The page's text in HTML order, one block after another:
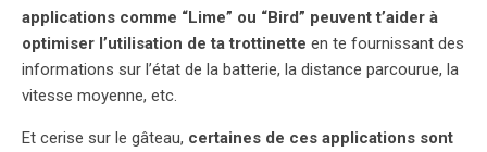
applications comme “Lime” ou “Bird” peuvent t’aider à
optimiser l’utilisation de ta trottinette en te fournissant des
informations sur l’état de la batterie, la distance parcourue, la
vitesse moyenne, etc.
Et cerise sur le gâteau, certaines de ces applications sont